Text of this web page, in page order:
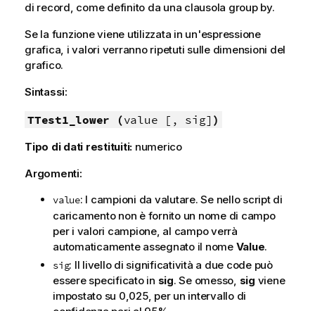
di record, come definito da una clausola group by.
Se la funzione viene utilizzata in un'espressione
grafica, i valori verranno ripetuti sulle dimensioni del
grafico.
Sintassi:
TTest1_lower (value [, sig] )
Tipo di dati restituiti: numerico
Argomenti:
value: I campioni da valutare. Se nello script di
caricamento non è fornito un nome di campo
per i valori campione, al campo verrà
automaticamente assegnato il nome Value.
sig: Il livello di significatività a due code può
essere specificato in sig. Se omesso, sig viene
impostato su 0,025, per un intervallo di